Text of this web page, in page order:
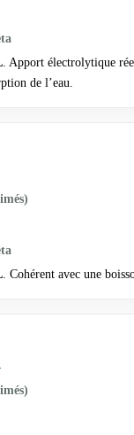
. Apport électrolytique
de l’eau.
. Cohérent avec une